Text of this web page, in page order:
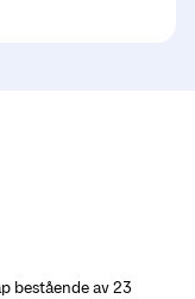
bestående av 23